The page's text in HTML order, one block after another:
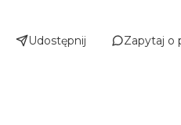
Udostępnij Zapytaj o